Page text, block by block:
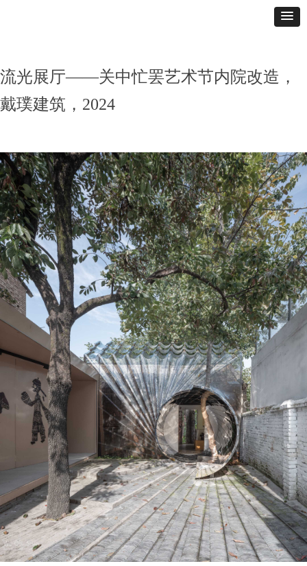
流光展厅——关中忙罢艺术节内院改造，
戴璞建筑，2024